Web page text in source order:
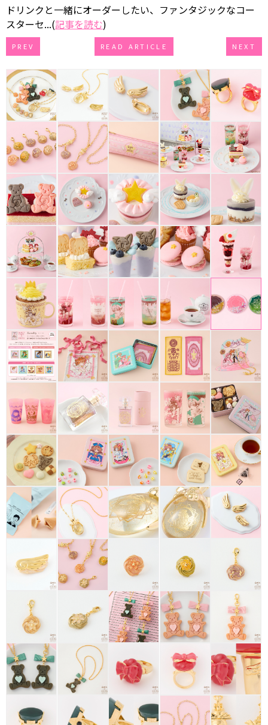
ドリンクと一緒にオーダーしたい、ファンタジックなコー
スターセ...(記事を読む)
PREV READ ARTICLE NEXT